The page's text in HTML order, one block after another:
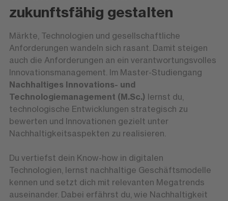
zukunftsfähig gestalten
Märkte, Technologien und gesellschaftliche
Anforderungen wandeln sich rasant. Damit steigen
auch die Anforderungen an ein verantwortungsvolles
Innovationsmanagement. Im Master-Studiengang
Nachhaltiges Innovations- und
Technologiemanagement (M.Sc.) lernst du,
technologische Entwicklungen strategisch zu
bewerten und Innovationen gezielt unter
Nachhaltigkeitsaspekten zu realisieren.
Du vertiefst dein Know-how in digitalen
Technologien, lernst nachhaltige Geschäftsmodelle
kennen und setzt dich mit relevanten Megatrends
auseinander. Dabei erfährst du, wie Nachhaltigkeit